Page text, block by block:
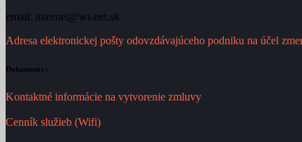
email: internet@wi-net.sk
Adresa elektronickej pošty odovzdávajúceho podniku na účel
Dokumenty:
Kontaktné informácie na vytvorenie zmluvy
Cenník služieb (Wifi)